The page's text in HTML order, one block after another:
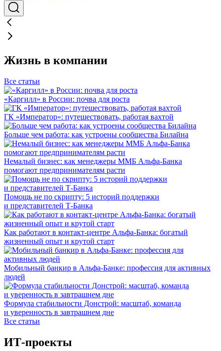
Жизнь в компании
Все статьи
«Каргилл» в России: почва для роста
ГК «Император»: путешествовать, работая вахтой
Больше чем работа: как устроены сообщества Билайна
Немалый бизнес: как менеджеры ММБ Альфа-Банка
помогают предпринимателям расти
Помощь не по скрипту: 5 историй поддержки
и представителей Т-Банка
Как работают в контакт-центре Альфа-Банка: богатый
жизненный опыт и крутой старт
Мобильный банкир в Альфа-Банке: профессия для активных
людей
Формула стабильности Донстрой: масштаб, команда
и уверенность в завтрашнем дне
Все статьи
ИТ-проекты